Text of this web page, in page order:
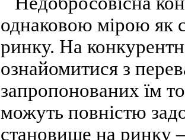
однаковою мірою як
ринку. На
ознайомитися з
запропонованих їм
можуть повністю
становище на ринку